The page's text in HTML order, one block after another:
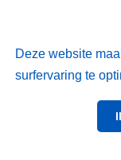
Deze website
surfervaring te